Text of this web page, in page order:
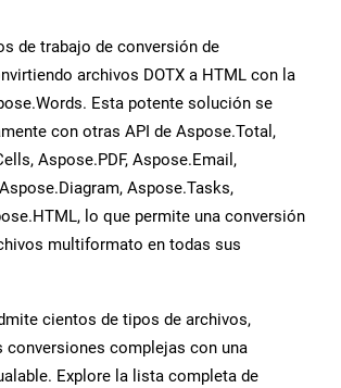
de trabajo de conversión de
archivos DOTX a HTML con la
Esta potente solución se
con otras API de Aspose.Total,
Aspose.PDF, Aspose.Email,
Aspose.Tasks,
lo que permite una conversión
multiformato en todas sus
cientos de tipos de archivos,
conversiones complejas con una
Explore la lista completa de